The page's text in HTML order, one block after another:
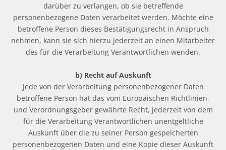
darüber zu verlangen, ob sie betreffende
personenbezogene Daten verarbeitet werden. Möchte eine
betroffene Person dieses Bestätigungsrecht in Anspruch
nehmen, kann sie sich hierzu jederzeit an einen Mitarbeiter
des für die Verarbeitung Verantwortlichen wenden.
b) Recht auf Auskunft
Jede von der Verarbeitung personenbezogener Daten
betroffene Person hat das vom Europäischen Richtlinien-
und Verordnungsgeber gewährte Recht, jederzeit von dem
für die Verarbeitung Verantwortlichen unentgeltliche
Auskunft über die zu seiner Person gespeicherten
personenbezogenen Daten und eine Kopie dieser Auskunft